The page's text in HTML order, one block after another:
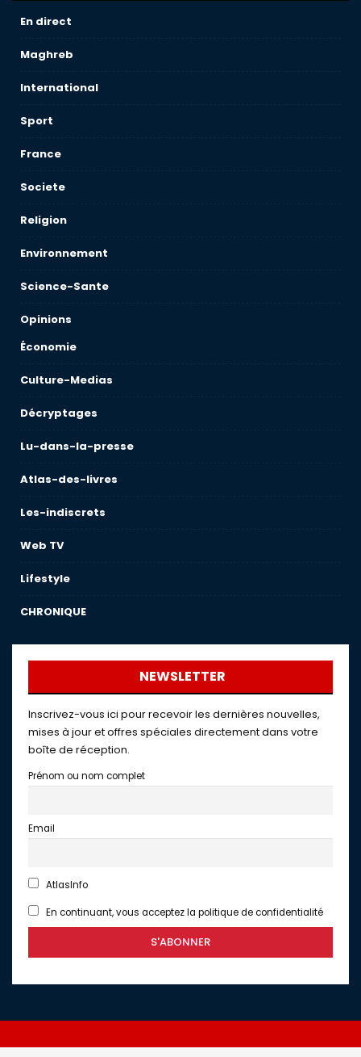
En direct
Maghreb
International
Sport
France
Societe
Religion
Environnement
Science-Sante
Opinions
Économie
Culture-Medias
Décryptages
Lu-dans-la-presse
Atlas-des-livres
Les-indiscrets
Web TV
Lifestyle
CHRONIQUE
NEWSLETTER
Inscrivez-vous ici pour recevoir les dernières nouvelles,
mises à jour et offres spéciales directement dans votre
boîte de réception.
Prénom ou nom complet
Email
AtlasInfo
En continuant, vous acceptez la politique de confidentialité